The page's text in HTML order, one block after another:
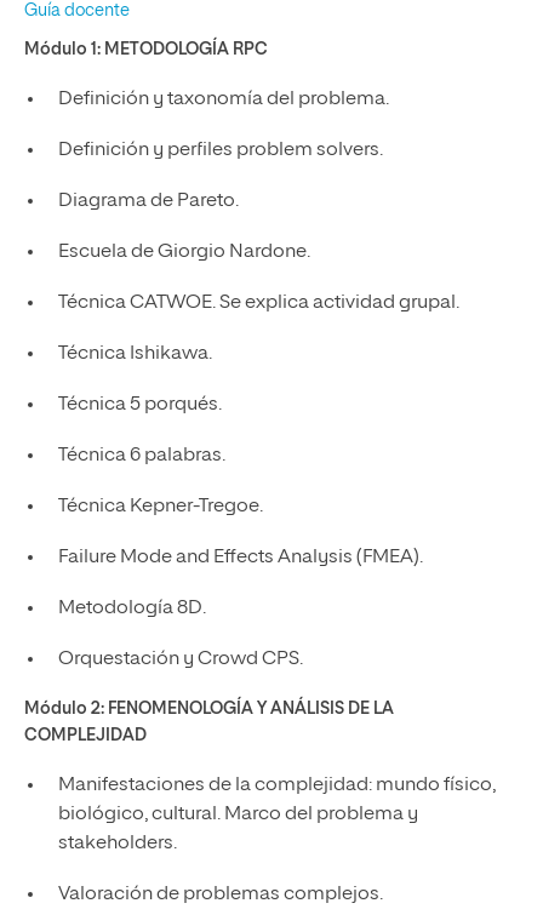
Guía docente
Módulo 1: METODOLOGÍA RPC
Definición y taxonomía del problema.
Definición y perfiles problem solvers.
Diagrama de Pareto.
Escuela de Giorgio Nardone.
Técnica CATWOE. Se explica actividad grupal.
Técnica Ishikawa.
Técnica 5 porqués.
Técnica 6 palabras.
Técnica Kepner-Tregoe.
Failure Mode and Effects Analysis (FMEA).
Metodología 8D.
Orquestación y Crowd CPS.
Módulo 2: FENOMENOLOGÍA Y ANÁLISIS DE LA
COMPLEJIDAD
Manifestaciones de la complejidad: mundo físico,
biológico, cultural. Marco del problema y
stakeholders.
Valoración de problemas complejos.